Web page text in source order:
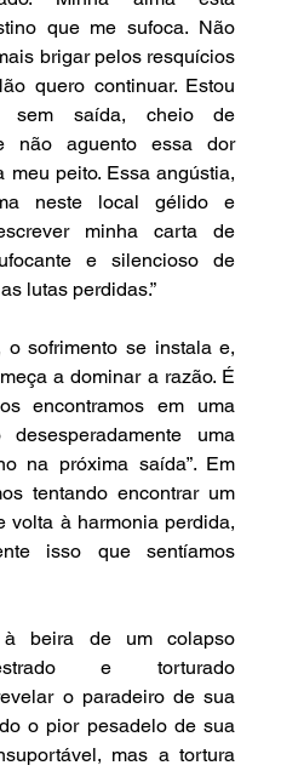
que me sufoca. Não
brigar pelos resquícios
quero continuar. Estou
sem saída, cheio de
não aguento essa dor
meu peito. Essa angústia,
neste local gélido e
minha carta de
e silencioso de
lutas perdidas.”
o sofrimento se instala e,
a dominar a razão. É
encontramos em uma
desesperadamente uma
na próxima saída”. Em
tentando encontrar um
volta à harmonia perdida,
isso que sentíamos
beira de um colapso
e torturado
o paradeiro de sua
o pior pesadelo de sua
mas a tortura